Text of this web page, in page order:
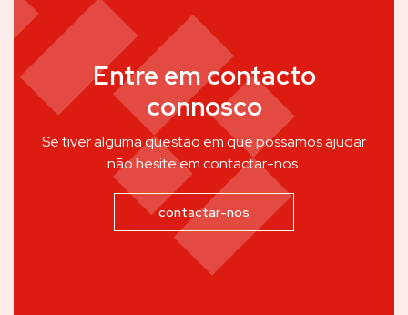
Entre em contacto
connosco
Se tiver alguma questão em que possamos ajudar
não hesite em contactar-nos.
contactar-nos